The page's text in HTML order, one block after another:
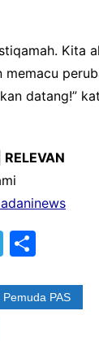
Kita
datang!”
T
e
S
ar
Pemuda PAS